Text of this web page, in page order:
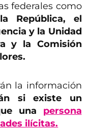
federales como
República, el
y la Unidad
y la Comisión
la información
si existe un
una persona
ilícitas.